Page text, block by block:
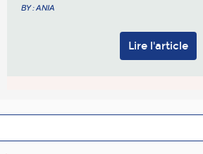
BY : ANIA
Lire l'article